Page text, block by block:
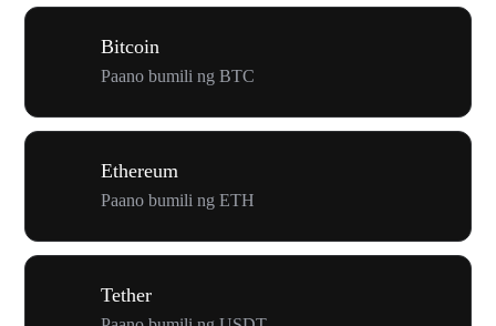
Bitcoin
Paano bumili ng BTC
Ethereum
Paano bumili ng ETH
Tether